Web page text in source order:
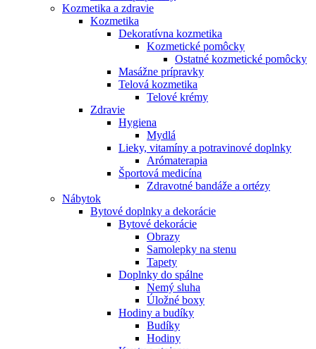
Kozmetika a zdravie
Kozmetika
Dekoratívna kozmetika
Kozmetické pomôcky
Ostatné kozmetické pomôcky
Masážne prípravky
Telová kozmetika
Telové krémy
Zdravie
Hygiena
Mydlá
Lieky, vitamíny a potravinové doplnky
Arómaterapia
Športová medicína
Zdravotné bandáže a ortézy
Nábytok
Bytové doplnky a dekorácie
Bytové dekorácie
Obrazy
Samolepky na stenu
Tapety
Doplnky do spálne
Nemý sluha
Úložné boxy
Hodiny a budíky
Budíky
Hodiny